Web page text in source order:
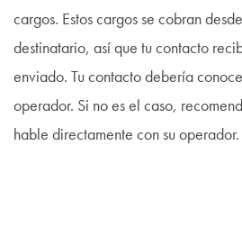
cargos. Estos cargos se cobran
destinatario, así que tu contacto
enviado. Tu contacto debería
operador. Si no es el caso,
hable directamente con su operador.